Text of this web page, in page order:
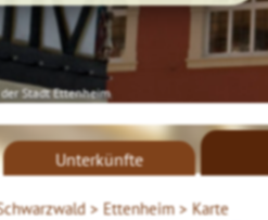
Stadt Ettenheim
> Ettenheim > Karte
Unterkünfte